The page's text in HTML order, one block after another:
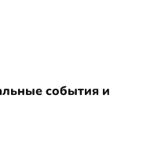
события и